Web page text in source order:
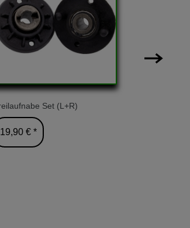
Set (L+R)
19,90 € *